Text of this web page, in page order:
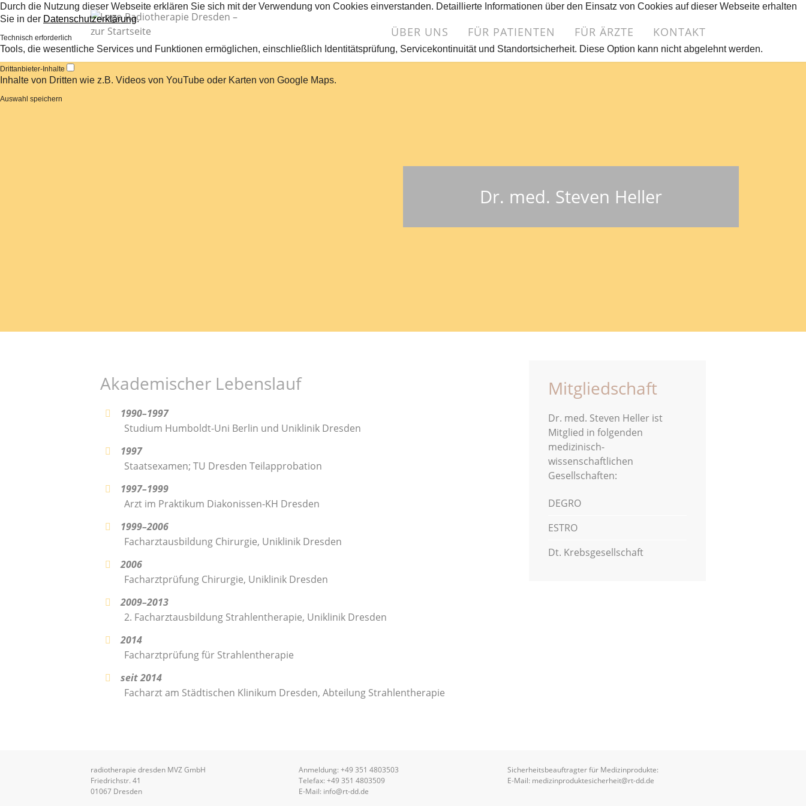
Navigation
überspringen
ÜBER UNS FÜR PATIENTEN FÜR ÄRZTE KONTAKT
Dr. med. Steven Heller
Akademischer Lebenslauf
1990–1997
Studium Humboldt-Uni Berlin und Uniklinik Dresden
1997
Staatsexamen; TU Dresden Teilapprobation
1997–1999
Arzt im Praktikum Diakonissen-KH Dresden
1999–2006
Facharztausbildung Chirurgie, Uniklinik Dresden
2006
Facharztprüfung Chirurgie, Uniklinik Dresden
2009–2013
2. Facharztausbildung Strahlentherapie, Uniklinik Dresden
2014
Facharztprüfung für Strahlentherapie
seit 2014
Facharzt am Städtischen Klinikum Dresden, Abteilung Strahlentherapie
Mitgliedschaft
Dr. med. Steven Heller ist
Mitglied in folgenden
medizinisch-
wissenschaftlichen
Gesellschaften:
DEGRO
ESTRO
Dt. Krebsgesellschaft
radiotherapie dresden MVZ GmbH
Friedrichstr. 41
01067 Dresden
Anmeldung:+49 351 4803503
Telefax: +49 351 4803509
E-Mail: info@rt-dd.de
Sicherheitsbeauftragter für Medizinprodukte:
E-Mail: medizinproduktesicherheit@rt-dd.de
Durch die Nutzung dieser Webseite erklären Sie sich mit der Verwendung von Cookies einverstanden. Detaillierte Informationen über den Einsatz von Cookies auf dieser Webseite erhalten
Sie in der Datenschutzerklärung.
Technisch erforderlich
Tools, die wesentliche Services und Funktionen ermöglichen, einschließlich Identitätsprüfung, Servicekontinuität und Standortsicherheit. Diese Option kann nicht abgelehnt werden.
Drittanbieter-Inhalte
Inhalte von Dritten wie z.B. Videos von YouTube oder Karten von Google Maps.
Auswahl speichern